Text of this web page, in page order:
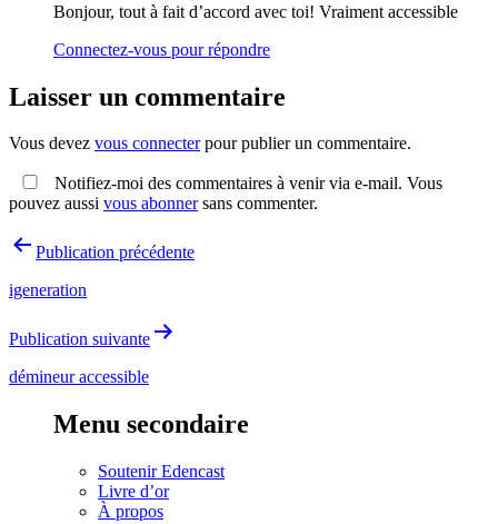
Bonjour, tout à fait d’accord avec toi! Vraiment accessible
Connectez-vous pour répondre
Laisser un commentaire
Vous devez vous connecterpour publier un commentaire.
Notifiez-moi des commentaires à venir via e-mail. Vous
pouvez aussi vous abonnersans commenter.
Navigation
l’article
Publication précédente
igeneration
Publication suivante
démineur accessible
Menu secondaire
Soutenir Edencast
Livre d’or
À propos